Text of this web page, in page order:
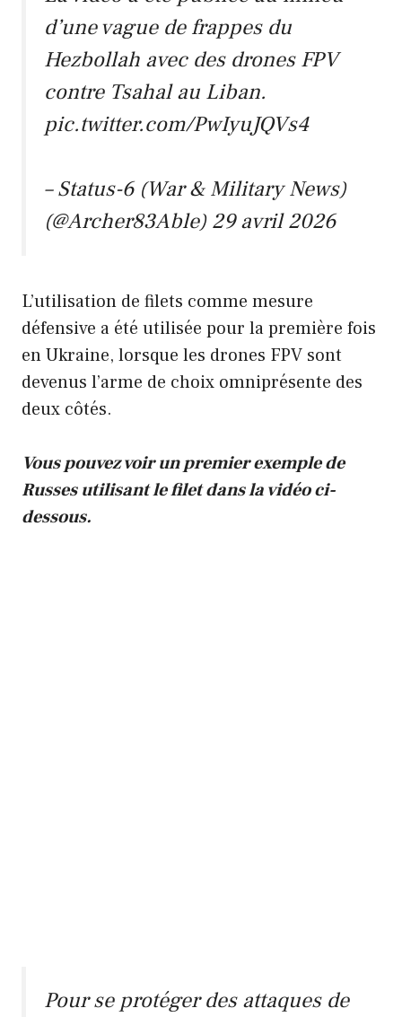
d’une vague de frappes du
Hezbollah avec des drones FPV
contre Tsahal au Liban.
pic.twitter.com/PwIyuJQVs4
– Status-6 (War & Military News)
(@Archer83Able)29 avril 2026
L’utilisation de filets comme mesure
défensive a été utilisée pour la première fois
en Ukraine, lorsque les drones FPV sont
devenus l’arme de choix omniprésente des
deux côtés.
Vous pouvez voir un premier exemple de
Russes utilisant le filet dans la vidéo ci-
dessous.
Pour se protéger des attaques de